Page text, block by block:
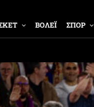
ΒΟΛΕΪ ΣΠΟΡ